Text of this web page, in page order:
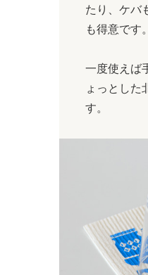
たり、ケバ
も得意です。
一度使えば
ょっとした
す。